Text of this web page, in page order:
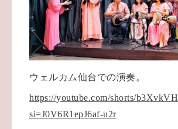
ウェルカム仙台での演奏。
https://youtube.com/shorts/
si=J0V6R1epJ6af-u2r